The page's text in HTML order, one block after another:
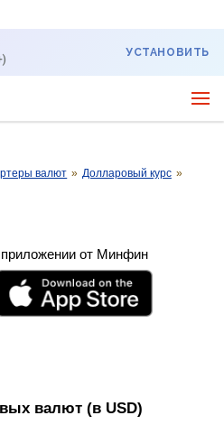
УСТАНОВИТЬ
валют » Долларовый курс »
от Минфин
валют (в USD)